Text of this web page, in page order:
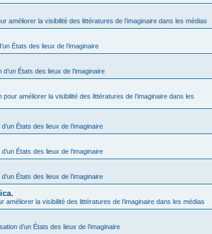
améliorer la visibilité des littératures de l’imaginaire dans les médias
États des lieux de l’imaginaire
d’un États des lieux de l’imaginaire
pour améliorer la visibilité des littératures de l’imaginaire dans les
États des lieux de l’imaginaire
États des lieux de l’imaginaire
États des lieux de l’imaginaire
améliorer la visibilité des littératures de l’imaginaire dans les médias
d’un États des lieux de l’imaginaire